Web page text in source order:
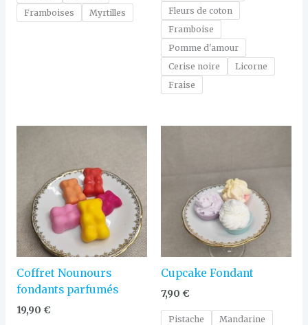
Framboises
Myrtilles
Fleurs de coton
Framboise
Pomme d'amour
Cerise noire
Licorne
Fraise
Coffret Nounours
fondants parfumés
19,90 €
Cupcake Fondant
7,90 €
Pistache
Mandarine